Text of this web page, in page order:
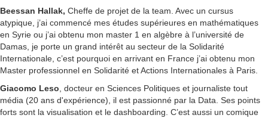
Beessan Hallak, Cheffe de projet de la team. Avec un cursus
atypique, j’ai commencé mes études supérieures en mathématiques
en Syrie ou j’ai obtenu mon master 1 en algèbre à l’université de
Damas, je porte un grand intérêt au secteur de la Solidarité
Internationale, c’est pourquoi en arrivant en France j’ai obtenu mon
Master professionnel en Solidarité et Actions Internationales à Paris.
Giacomo Leso , docteur en Sciences Politiques et journaliste tout
média (20 ans d'expérience), il est passionné par la Data. Ses points
forts sont la visualisation et le dashboarding. C’est aussi un comique